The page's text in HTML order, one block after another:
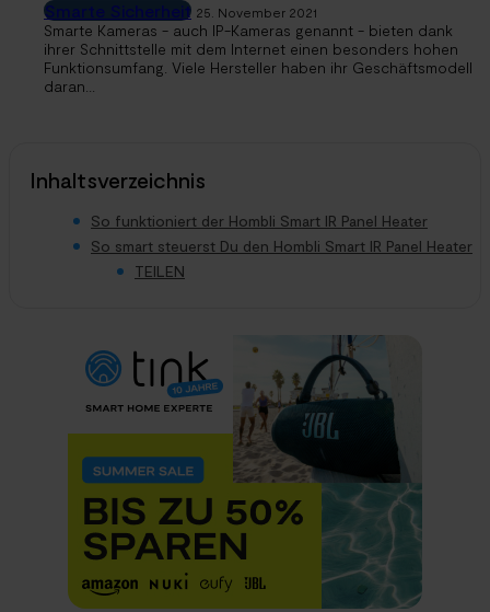
Smarte Sicherheit 25. November 2021
Smarte Kameras - auch IP-Kameras genannt - bieten dank
ihrer Schnittstelle mit dem Internet einen besonders hohen
Funktionsumfang. Viele Hersteller haben ihr Geschäftsmodell
daran...
Inhaltsverzeichnis
So funktioniert der Hombli Smart IR Panel Heater
So smart steuerst Du den Hombli Smart IR Panel Heater
TEILEN